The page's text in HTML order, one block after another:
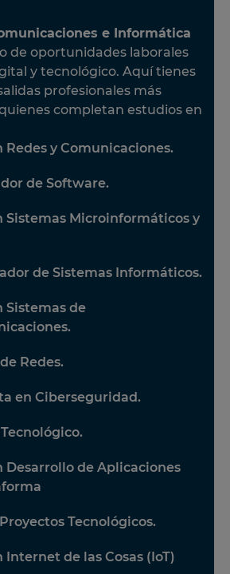
e Informática
de oportunidades laborales
y tecnológico. Aquí tienes
profesionales más
completan estudios en
Redes y Comunicaciones.
de Software.
Sistemas Microinformáticos y
de Sistemas Informáticos.
Sistemas de
Redes.
en Ciberseguridad.
Desarrollo de Aplicaciones
Tecnológicos.
Internet de las Cosas (IoT)